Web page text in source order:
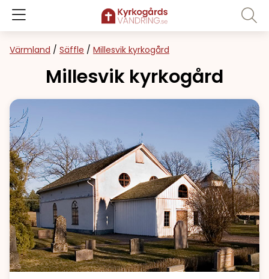
Värmland / Säffle / Millesvik kyrkogård
Millesvik kyrkogård